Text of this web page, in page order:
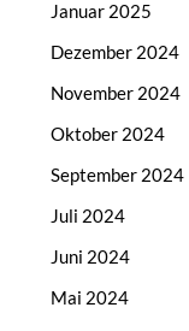
Januar 2025
Dezember 2024
November 2024
Oktober 2024
September 2024
Juli 2024
Juni 2024
Mai 2024